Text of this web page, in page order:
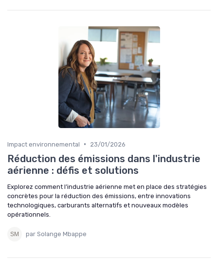
Impact environnemental • 23/01/2026
Réduction des émissions dans l'industrie
aérienne : défis et solutions
Explorez comment l’industrie aérienne met en place des stratégies
concrètes pour la réduction des émissions, entre innovations
technologiques, carburants alternatifs et nouveaux modèles
opérationnels.
par Solange Mbappe